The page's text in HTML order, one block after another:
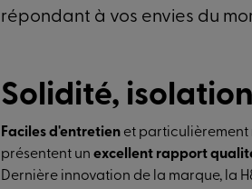
répondant à vos envies du
Solidité,
Faciles d'entretien et particulièrement
présentent unexcellent rapport
Dernière innovation de la marque, la